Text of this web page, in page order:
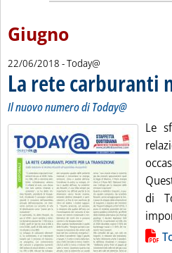
Giugno
22/06/2018 - Today@
La rete carburanti
Il nuovo numero di Today@
Le
di
Lista allegati PDF alla